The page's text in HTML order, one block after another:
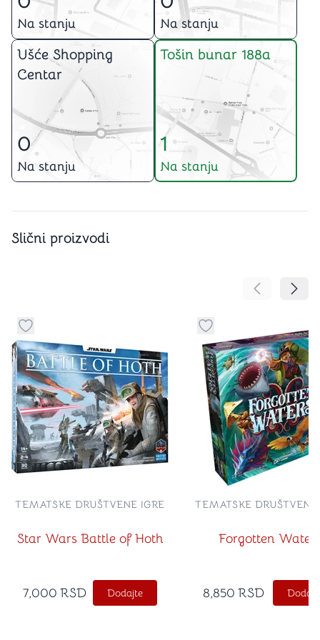
Na stanju Na stanju
Ušće Shopping
Centar
0
Na stanju
Tošin bunar 188a
1
Na stanju
Slični proizvodi
Pomeranje
Dugme za dodavanje stvari u kategoriju omiljeno
Star Wars Battle of Hoth
TEMATSKE DRUŠTVENE IGRE
7,000 RSD Dodajte
Dugme za dodavanje
Forgotten
TEMATSKE DRUŠTVENE
8,850 RSD